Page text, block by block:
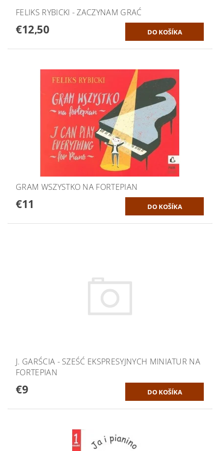
FELIKS RYBICKI - ZACZYNAM GRAĆ
€12,50
GRAM WSZYSTKO NA FORTEPIAN
€11
J. GARŚCIA - SZEŚĆ EKSPRESYJNYCH MINIATUR NA
FORTEPIAN
€9